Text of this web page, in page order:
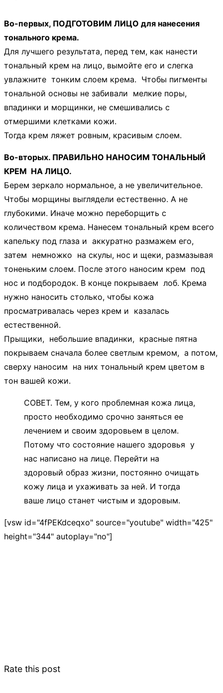
Во-первых, ПОДГОТОВИМ ЛИЦО для нанесения
тонального крема.
Для лучшего результата, перед тем, как нанести
тональный крем на лицо, вымойте его и слегка
увлажните тонким слоем крема. Чтобы пигменты
тональной основы не забивали мелкие поры,
впадинки и морщинки, не смешивались с
отмершими клетками кожи.
Тогда крем ляжет ровным, красивым слоем.
Во-вторых. ПРАВИЛЬНО НАНОСИМ ТОНАЛЬНЫЙ
КРЕМ НА ЛИЦО.
Берем зеркало нормальное, а не увеличительное.
Чтобы морщины выглядели естественно. А не
глубокими. Иначе можно переборщить с
количеством крема. Нанесем тональный крем всего
капельку под глаза и аккуратно размажем его,
затем немножко на скулы, нос и щеки, размазывая
тоненьким слоем. После этого наносим крем под
нос и подбородок. В конце покрываем лоб. Крема
нужно наносить столько, чтобы кожа
просматривалась через крем и казалась
естественной.
Прыщики, небольшие впадинки, красные пятна
покрываем сначала более светлым кремом, а потом,
сверху наносим на них тональный крем цветом в
тон вашей кожи.
СОВЕТ. Тем, у кого проблемная кожа лица,
просто необходимо срочно заняться ее
лечением и своим здоровьем в целом.
Потому что состояние нашего здоровья у
нас написано на лице. Перейти на
здоровый образ жизни, постоянно очищать
кожу лица и ухаживать за ней. И тогда
ваше лицо станет чистым и здоровым.
[vsw id="4fPEKdceqxo" source="youtube" width="425"
height="344" autoplay="no"]
Rate this post